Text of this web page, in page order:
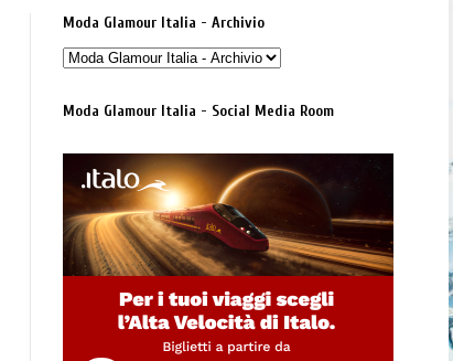
Moda Glamour Italia - Archivio
Moda Glamour Italia - Social Media Room